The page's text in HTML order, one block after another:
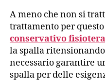
A meno che non si
trattamento per
conservativo
la spalla
necessario garantire
spalla per delle